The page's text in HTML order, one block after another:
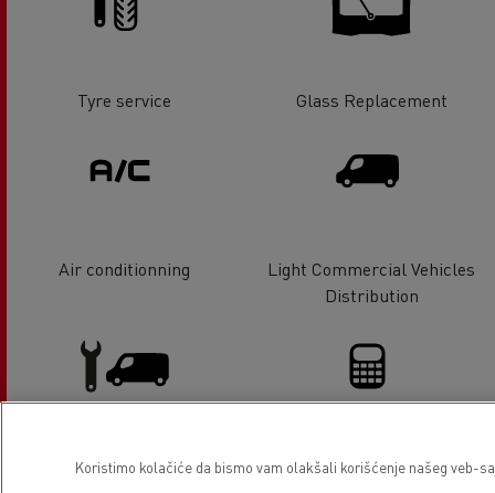
Tyre service Glass Replacement
Air conditionning
Light Commercial Vehicles
Distribution
Light Commercial Vehicles
Financing
Koristimo kolačiće da bismo vam olakšali korišćenje našeg veb-